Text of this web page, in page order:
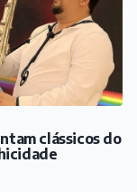
da Biblioteca